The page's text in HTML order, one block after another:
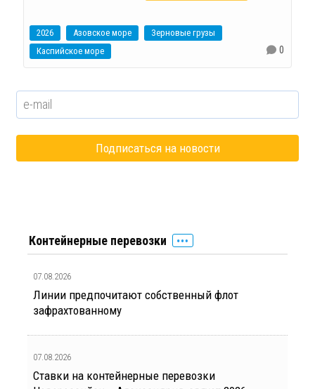
2026 Азовское море
Зерновые грузы
Каспийское море
0
Контейнерные перевозки
07.08.2026
Линии предпочитают собственный флот
зафрахтованному
07.08.2026
Ставки на контейнерные перевозки